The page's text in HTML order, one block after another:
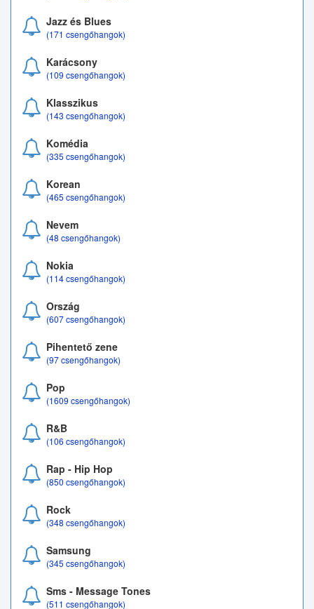
Jazz és Blues
(171 csengőhangok)
Karácsony
(109 csengőhangok)
Klasszikus
(143 csengőhangok)
Komédia
(335 csengőhangok)
Korean
(465 csengőhangok)
Nevem
(48 csengőhangok)
Nokia
(114 csengőhangok)
Ország
(607 csengőhangok)
Pihentető zene
(97 csengőhangok)
Pop
(1609 csengőhangok)
R&B
(106 csengőhangok)
Rap - Hip Hop
(850 csengőhangok)
Rock
(348 csengőhangok)
Samsung
(345 csengőhangok)
Sms - Message Tones
(511 csengőhangok)